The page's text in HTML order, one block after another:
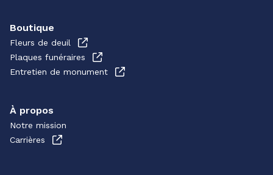
Boutique
Fleurs de deuil
Plaques funéraires
Entretien de monument
À propos
Notre mission
Carrières